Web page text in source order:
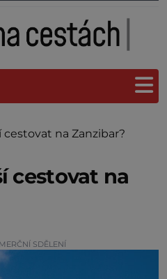
na Zanzibar?
cestovat na
SDĚLENÍ